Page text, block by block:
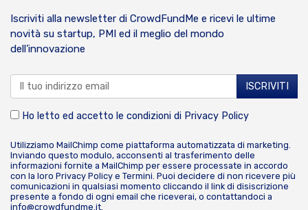
Iscriviti alla newsletter di CrowdFundMe e ricevi le ultime
novità su startup, PMI ed il meglio del mondo
dell’innovazione
Ho letto ed accetto le condizioni di Privacy Policy
Utilizziamo MailChimp come piattaforma automatizzata di marketing.
Inviando questo modulo, acconsenti al trasferimento delle
informazioni fornite a MailChimp per essere processate in accordo
con la loro Privacy Policy e Termini. Puoi decidere di non ricevere più
comunicazioni in qualsiasi momento cliccando il link di disiscrizione
presente a fondo di ogni email che riceverai, o contattandoci a
info@crowdfundme.it.